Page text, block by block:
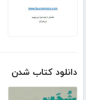
دانلود کتاب شدن